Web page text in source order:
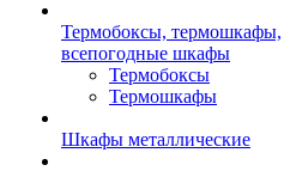
Термобоксы, термошкафы,
всепогодные шкафы
Термобоксы
Термошкафы
Шкафы металлические